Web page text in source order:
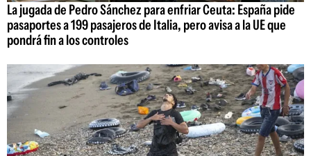
La jugada de Pedro Sánchez para enfriar Ceuta: España pide
pasaportes a 199 pasajeros de Italia, pero avisa a la UE que
pondrá fin a los controles